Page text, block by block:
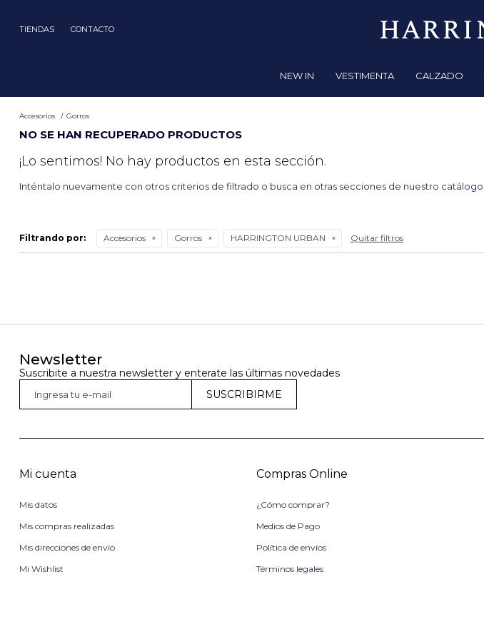
TIENDAS CONTACTO
NEW IN VESTIMENTA CALZADO
Accesorios Gorros
NO SE HAN RECUPERADO PRODUCTOS
¡Lo sentimos! No hay productos en esta sección.
Inténtalo nuevamente con otros criterios de filtrado o busca en otras secciones de nuestro catálogo.
Filtrando por: Accesorios Gorros HARRINGTON URBAN Quitar filtros
Newsletter
Suscribite a nuestra newsletter y enterate las últimas novedades
SUSCRIBIRME
Mi cuenta
Mis datos
Mis compras realizadas
Mis direcciones de envío
Mi Wishlist
Compras Online
¿Cómo comprar?
Medios de Pago
Política de envíos
Términos legales